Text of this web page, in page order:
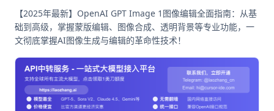
【2025年最新】OpenAI GPT Image 1图像编辑全面指南：从基
础到高级，掌握蒙版编辑、图像合成、透明背景等专业功能，一
文彻底掌握AI图像生成与编辑的革命性技术！